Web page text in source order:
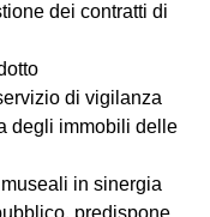
dei contratti di
di vigilanza
degli immobili delle
in sinergia
predispone